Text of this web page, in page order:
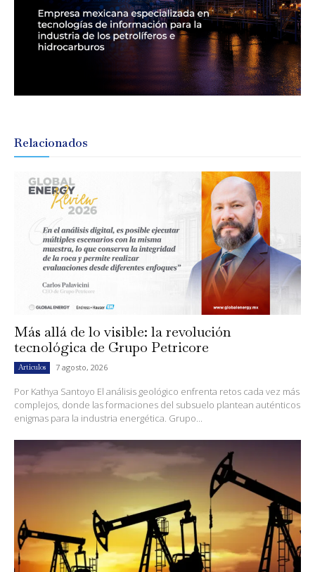
Relacionados
Más allá de lo visible: la revolución
tecnológica de Grupo Petricore
Artículos 7 agosto, 2026
Por Kathya Santoyo El análisis geológico enfrenta retos cada vez más
complejos, donde las formaciones del subsuelo plantean auténticos
enigmas para la industria energética. Grupo...